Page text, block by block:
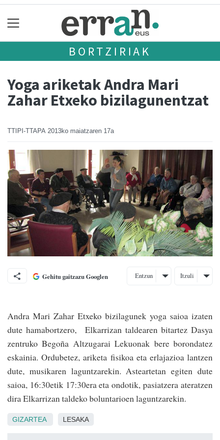
BORTZIRIAK
Yoga ariketak Andra Mari
Zahar Etxeko bizilagunentzat
TTIPI-TTAPA 2013ko maiatzaren 17a
Gehitu gaitzazu Googlen Entzun Itzuli
Andra Mari Zahar Etxeko bizilagunek yoga saioa izaten
dute hamabortzero, Elkarrizan taldearen bitartez Dasya
zentruko Begoña Altzugarai Lekuonak bere borondatez
eskainia. Ordubetez, ariketa fisikoa eta erlajazioa lantzen
dute, musikaren laguntzarekin. Asteartetan egiten dute
saioa, 16:30etik 17:30era eta ondotik, pasiatzera ateratzen
dira Elkarrizan taldeko boluntarioen laguntzarekin.
GIZARTEA LESAKA